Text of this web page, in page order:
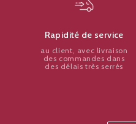
Rapidité de service
au client, avec livraison
des commandes dans
des délais très serrés